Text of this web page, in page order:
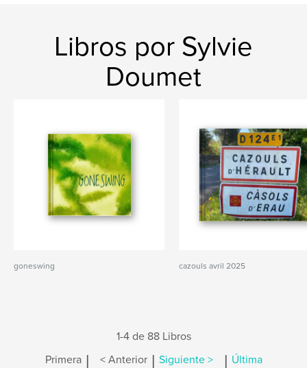
Libros por Sylvie
Doumet
goneswing cazouls avril 2025
1-4 de 88 Libros
Primera | < Anterior | Siguiente > | Última